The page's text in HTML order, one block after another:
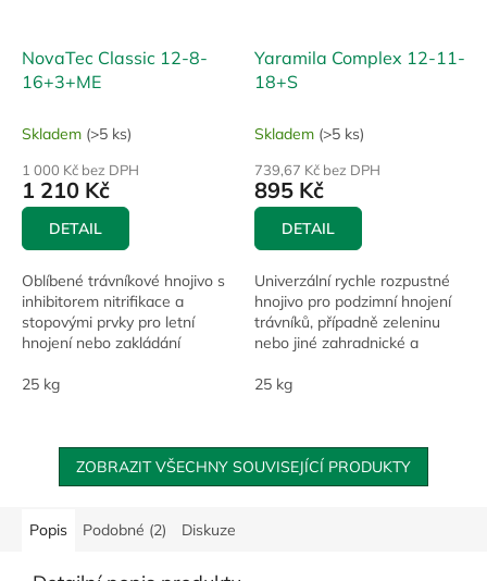
NovaTec Classic 12-8-
16+3+ME
Skladem (>5 ks)
1 000 Kč bez DPH
1 210 Kč
DETAIL
Oblíbené trávníkové hnojivo s
inhibitorem nitrifikace a
stopovými prvky pro letní
hnojení nebo zakládání
25 kg
Yaramila Complex 12-11-
18+S
Skladem (>5 ks)
739,67 Kč bez DPH
895 Kč
DETAIL
Univerzální rychle rozpustné
hnojivo pro podzimní hnojení
trávníků, případně zeleninu
nebo jiné zahradnické a
25 kg
ZOBRAZIT VŠECHNY SOUVISEJÍCÍ PRODUKTY
Popis Podobné (2) Diskuze